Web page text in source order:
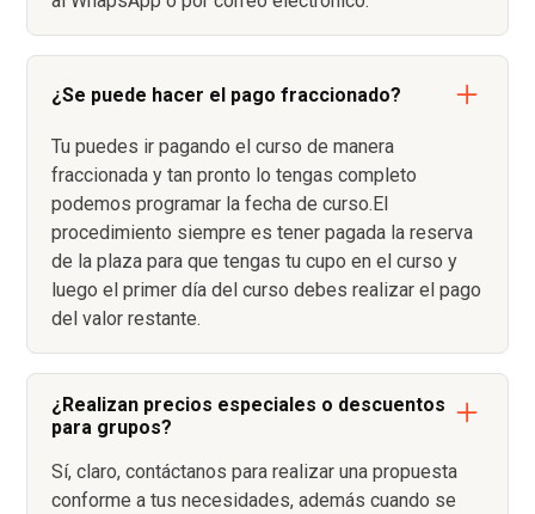
¿Se puede hacer el pago fraccionado?
Tu puedes ir pagando el curso de manera
fraccionada y tan pronto lo tengas completo
podemos programar la fecha de curso.El
procedimiento siempre es tener pagada la reserva
de la plaza para que tengas tu cupo en el curso y
luego el primer día del curso debes realizar el pago
del valor restante.
¿Realizan precios especiales o descuentos
para grupos?
Sí, claro, contáctanos para realizar una propuesta
conforme a tus necesidades, además cuando se